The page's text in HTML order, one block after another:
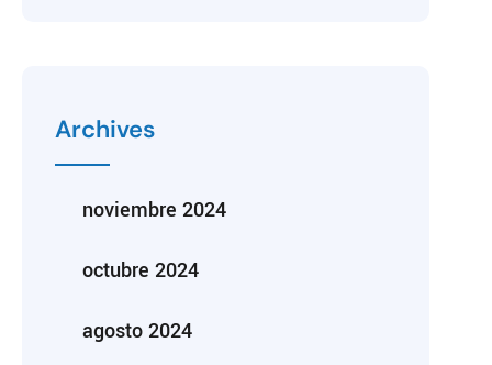
Archives
noviembre 2024
octubre 2024
agosto 2024